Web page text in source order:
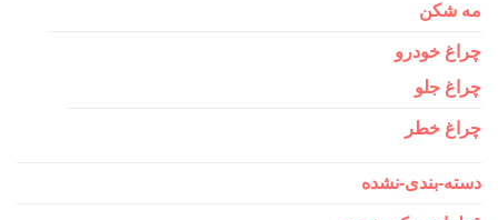
مه شکن
چراغ خودرو
چراغ جلو
چراغ خطر
دسته-بندی-نشده